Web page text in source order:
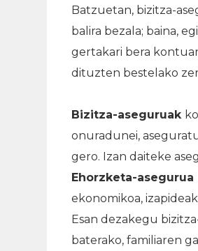
Batzuetan, bizitza-
balira bezala; baina,
gertakari bera
dituzten bestelako
Bizitza-aseguruak
onuradunei,
gero. Izan daiteke
Ehorzketa-asegurua
ekonomikoa,
Esan dezakegu
baterako, familiaren